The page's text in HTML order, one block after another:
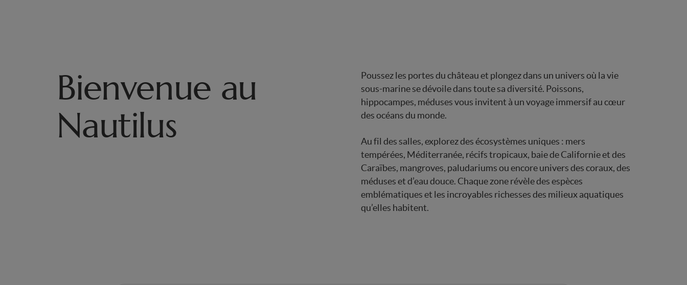
Bienvenue au
Nautilus
Poussez les portes du château et plongez dans un univers où la vie
sous-marine se dévoile dans toute sa diversité. Poissons,
hippocampes, méduses vous invitent à un voyage immersif au cœur
des océans du monde.
Au fil des salles, explorez des écosystèmes uniques : mers
tempérées, Méditerranée, récifs tropicaux, baie de Californie et des
Caraïbes, mangroves, paludariums ou encore univers des coraux, des
méduses et d’eau douce. Chaque zone révèle des espèces
emblématiques et les incroyables richesses des milieux aquatiques
qu’elles habitent.